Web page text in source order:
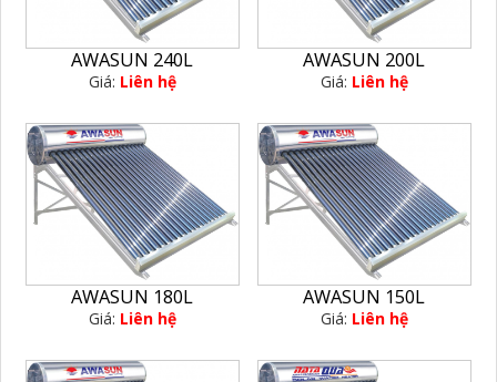
AWASUN 240L
Giá: Liên hệ
AWASUN 200L
Giá: Liên hệ
AWASUN 180L
Giá: Liên hệ
AWASUN 150L
Giá: Liên hệ